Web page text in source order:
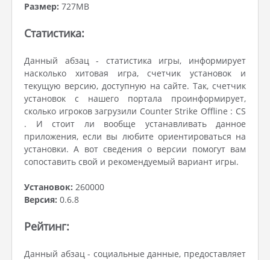
Размер: 727MB
Статистика:
Данный абзац - статистика игры, информирует
насколько хитовая игра, счетчик установок и
текущую версию, доступную на сайте. Так, счетчик
установок с нашего портала проинформирует,
сколько игроков загрузили Counter Strike Offline : CS
. И стоит ли вообще устанавливать данное
приложения, если вы любите ориентироваться на
установки. А вот сведения о версии помогут вам
сопоставить свой и рекомендуемый вариант игры.
Установок: 260000
Версия: 0.6.8
Рейтинг:
Данный абзац - социальные данные, предоставляет